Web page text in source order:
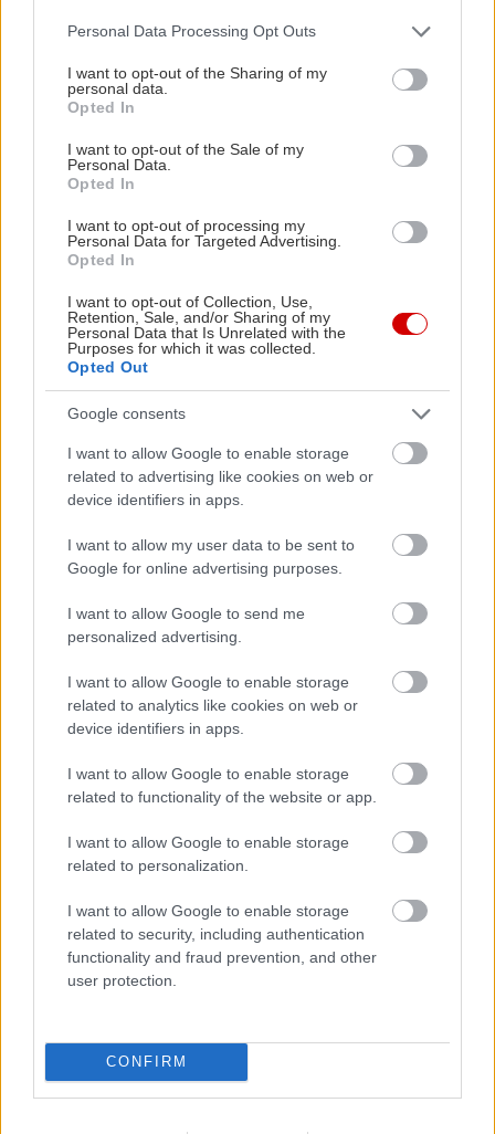
Please note that this website/app uses one or more Google
not limited to your visit or usage behaviour. You may click to
grant or deny consent to Google and its third-party tags to
use your data for below specified purposes in below Google
consent section.
Personal Data Processing Opt Outs
I want to opt-out of the Sharing of my
personal data.
Opted In
I want to opt-out of the Sale of my
Personal Data.
Opted In
I want to opt-out of processing my
Personal Data for Targeted Advertising.
Opted In
I want to opt-out of Collection, Use,
Retention, Sale, and/or Sharing of my
Personal Data that Is Unrelated with the
Purposes for which it was collected.
Opted Out
Google consents
I want to allow Google to enable storage
related to advertising like cookies on web or
device identifiers in apps.
I want to allow my user data to be sent to
Google for online advertising purposes.
I want to allow Google to send me
personalized advertising.
I want to allow Google to enable storage
related to analytics like cookies on web or
device identifiers in apps.
I want to allow Google to enable storage
related to functionality of the website or app.
I want to allow Google to enable storage
related to personalization.
I want to allow Google to enable storage
related to security, including authentication
functionality and fraud prevention, and other
user protection.
CONFIRM
Αλίμονο αν το Κυκλαδονήσι με τις 72 (!) παραλίες
δεν είχε και δύο «επίσημες» παραλίες γυμνιστών.
Η πρώτη σας επιλογή εδώ είναι το Καράβι, στα
νότια του νησιού, πολύ κοντά στο Λιβάδι.
Πρόκειται για μια ωραιότατη αμμουδιά, με φυσική
Κι έπειτα, υπάρχει και η φημισμένη Λια (φωτό,
επάνω), στα νοτιοανατολικά του νησιού, στην
οποία θα φτάσετε περπατώντας για ένα 20λεπτο
περίπου (ο δρόμος είναι ασφαλτοστρωμένος μέχρι
μέτρα και εν συνεχεία μονοπάτι). Εδώ θα βρείτε
άμμο και ψιλό βοτσαλάκι, και φυσική σκιά από